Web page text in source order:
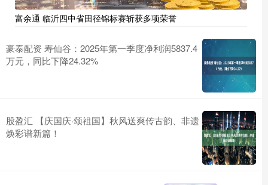
富余通 临沂四中省田径锦标赛斩获多项荣誉
豪泰配资 寿仙谷：2025年第一季度净利润5837.4
万元，同比下降24.32%
股盈汇 【庆国庆·颂祖国】秋风送爽传古韵、非遗
焕彩谱新篇！